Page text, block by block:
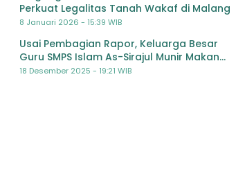
Perkuat Legalitas Tanah Wakaf di Malang
8 Januari 2026 - 15:39 WIB
Usai Pembagian Rapor, Keluarga Besar
Guru SMPS Islam As-Sirajul Munir Makan
Bersama Sambut Libur Awal Semester
18 Desember 2025 - 19:21 WIB